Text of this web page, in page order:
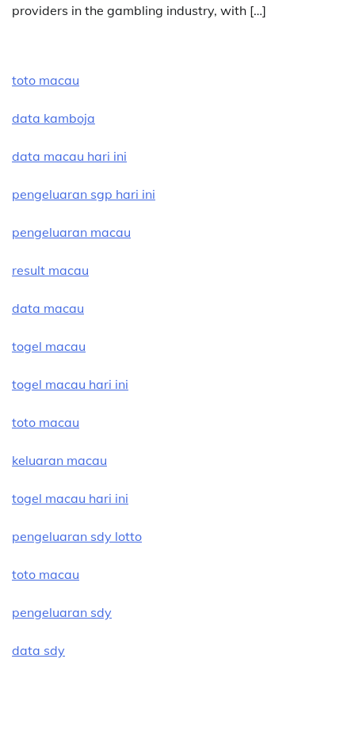
providers in the gambling industry, with […]
toto macau
data kamboja
data macau hari ini
pengeluaran sgp hari ini
pengeluaran macau
result macau
data macau
togel macau
togel macau hari ini
toto macau
keluaran macau
togel macau hari ini
pengeluaran sdy lotto
toto macau
pengeluaran sdy
data sdy